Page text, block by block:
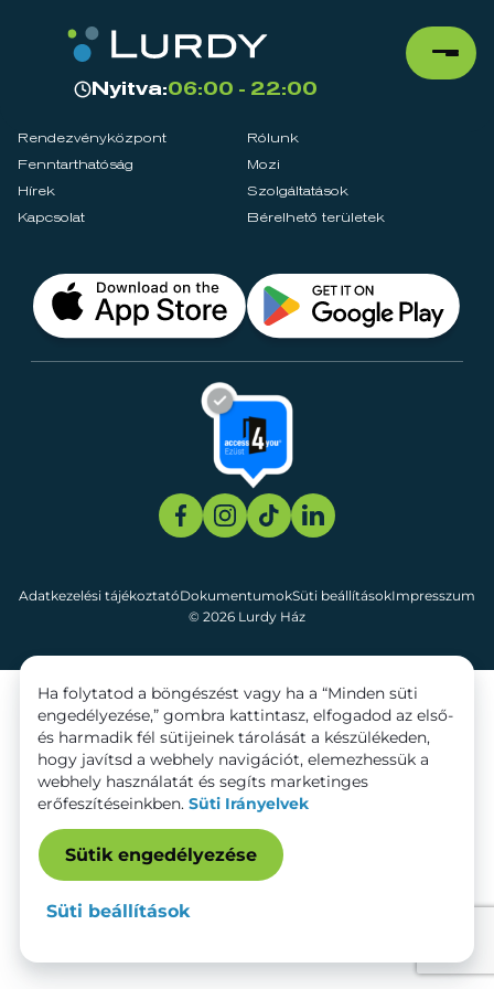
Nyitva:06:00 - 22:00
Rendezvényközpont
Rólunk
Fenntarthatóság
Mozi
Hírek
Szolgáltatások
Kapcsolat
Bérelhető területek
© 2026 Lurdy Ház
Adatkezelési tájékoztatóDokumentumokSüti beállításokImpresszum
Ha folytatod a böngészést vagy ha a “Minden süti
engedélyezése,” gombra kattintasz, elfogadod az első-
és harmadik fél sütijeinek tárolását a készülékeden,
hogy javítsd a webhely navigációt, elemezhessük a
webhely használatát és segíts marketinges
erőfeszítéseinkben. Süti Irányelvek
Sütik engedélyezése
Süti beállítások